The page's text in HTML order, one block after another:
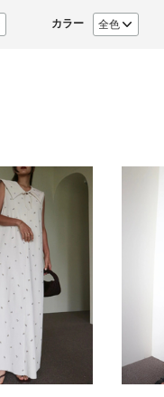
カラー